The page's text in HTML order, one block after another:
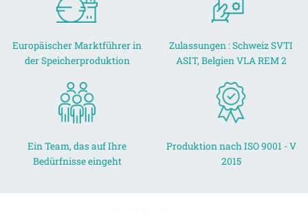
Europäischer Marktführer in
der Speicherproduktion
Zulassungen : Schweiz SVTI
ASIT, Belgien VLA REM 2
Ein Team, das auf Ihre
Bedürfnisse eingeht
Produktion nach ISO 9001 - V
2015